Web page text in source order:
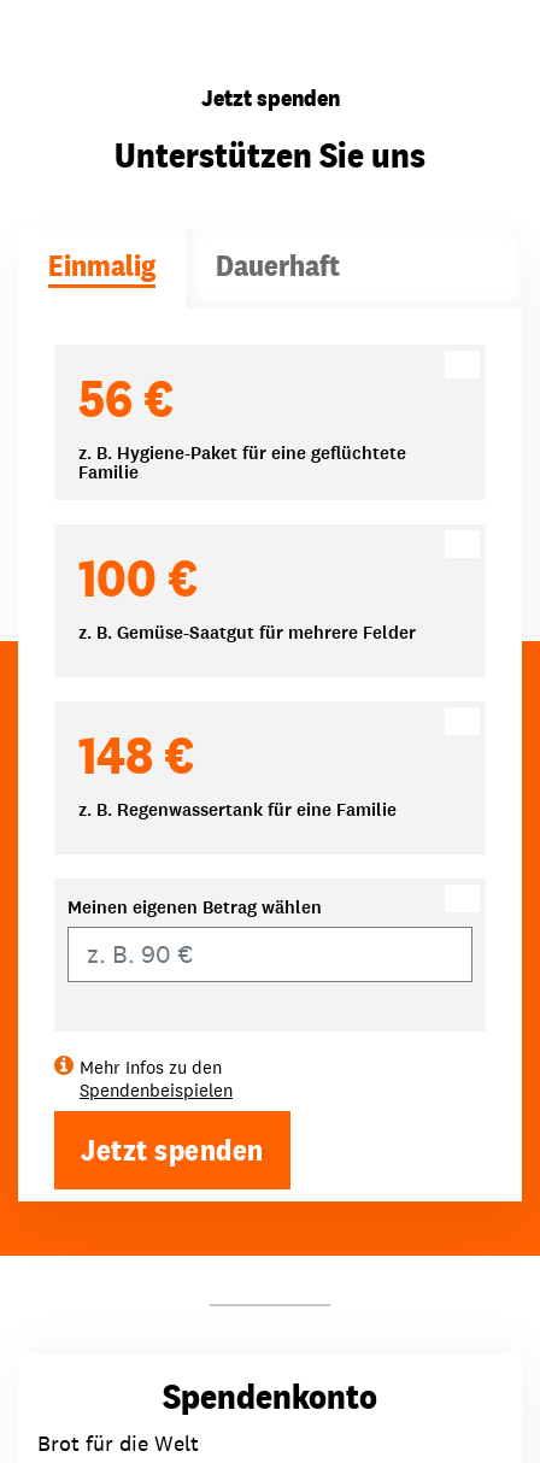
Jetzt spenden
Unterstützen Sie uns
Einmalig Dauerhaft
56 €
z. B. Hygiene-Paket für eine geflüchtete
Familie
100 €
z. B. Gemüse-Saatgut für mehrere Felder
148 €
z. B. Regenwassertank für eine Familie
Meinen eigenen Betrag wählen
Mehr Infos zu den
Spendenbeispielen
Jetzt spenden
Spendenkonto
Brot für die Welt